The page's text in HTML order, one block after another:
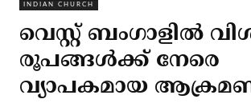
INDIAN CHURCH
വെസ്റ്റ് ബംഗാളില്‍
രൂപങ്ങള്‍ക്ക് നേരെ
വ്യാപകമായ